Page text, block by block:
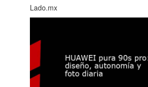
Lado.mx